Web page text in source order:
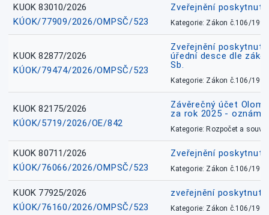
KUOK 83010/2026
KÚOK/77909/2026/OMPSČ/523
Zveřejnění
Kategorie: Zákon č.106/1999
KUOK 82877/2026
KÚOK/79474/2026/OMPSČ/523
Zveřejnění
úřední desce dle
Sb.
Kategorie: Zákon č.106/1999
KUOK 82175/2026
KÚOK/5719/2026/OE/842
Závěrečný účet
za rok 2025 -
Kategorie: Rozpočet a
KUOK 80711/2026
KÚOK/76066/2026/OMPSČ/523
Zveřejnění
Kategorie: Zákon č.106/1999
KUOK 77925/2026
KÚOK/76160/2026/OMPSČ/523
zveřejnění
Kategorie: Zákon č.106/1999